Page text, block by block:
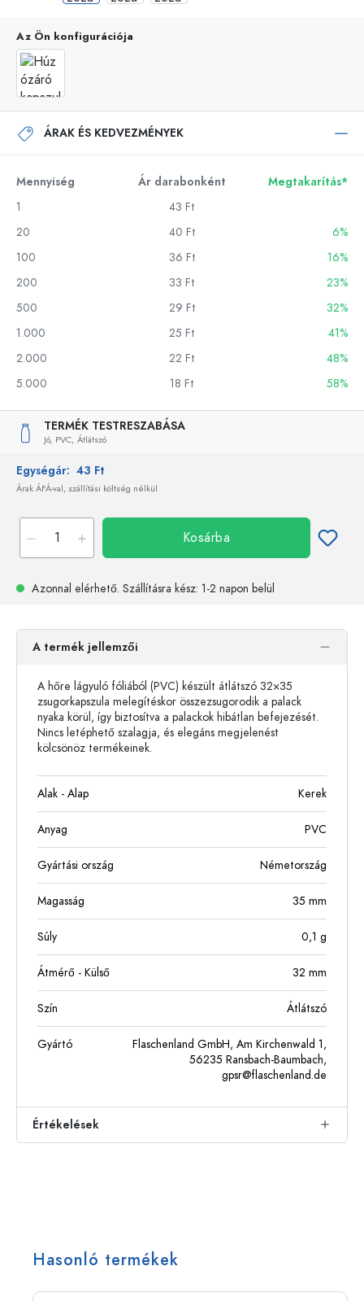
Az Ön konfigurációja
ÁRAK ÉS KEDVEZMÉNYEK
Mennyiség Ár darabonként
Megtakarítás*
1
43 Ft
20
40 Ft
6%
100
36 Ft
16%
200
33 Ft
23%
500
29 Ft
32%
1.000
25 Ft
41%
2.000
22 Ft
48%
5.000
18 Ft 58%
TERMÉK TESTRESZABÁSA
Jó, PVC, Átlátszó
Egységár: 43 Ft
Árak ÁFÁ-val, szállítási költség nélkül
Kosárba
Azonnal elérhető. Szállításra kész: 1-2 napon belül
A termék jellemzői
A hőre lágyuló fóliából (PVC) készült átlátszó 32×35
zsugorkapszula melegítéskor összezsugorodik a palack
nyaka körül, így biztosítva a palackok hibátlan befejezését.
Nincs letéphető szalagja, és elegáns megjelenést
kölcsönöz termékeinek.
Alak - Alap Kerek
Anyag PVC
Gyártási ország Németország
Magasság 35 mm
Súly 0,1 g
Átmérő - Külső 32 mm
Szín Átlátszó
Gyártó
Flaschenland GmbH, Am Kirchenwald 1,
56235 Ransbach-Baumbach,
gpsr@flaschenland.de
Értékelések
Hasonló termékek